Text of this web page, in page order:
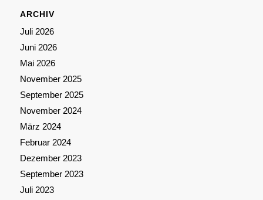
ARCHIV
Juli 2026
Juni 2026
Mai 2026
November 2025
September 2025
November 2024
März 2024
Februar 2024
Dezember 2023
September 2023
Juli 2023